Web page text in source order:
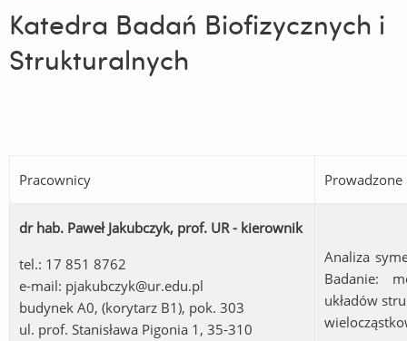
Katedra Badań Biofizycznych i
Strukturalnych
Pracownicy Prowadzone
dr hab. Paweł Jakubczyk, prof. UR - kierownik
tel.: 17 851 8762
e-mail: pjakubczyk@ur.edu.pl
budynek A0, (korytarz B1), pok. 303
ul. prof. Stanisława Pigonia 1, 35-310
Analiza
Badanie:
układów